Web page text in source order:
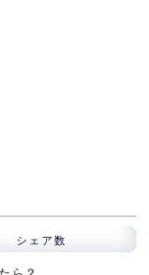
シェア数